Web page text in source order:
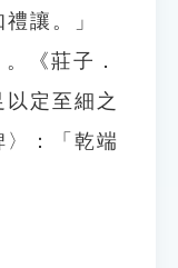
讓。」
《莊子．
定至細之
〉：「乾端